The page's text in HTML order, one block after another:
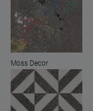
Moss Decor